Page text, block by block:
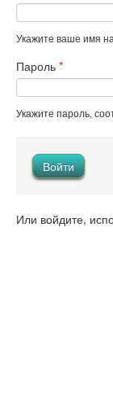
Укажите ваше имя
Пароль *
Укажите пароль,
Или войдите,